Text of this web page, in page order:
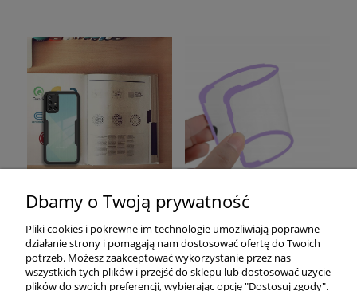
Pomoc
Moje konto
Dbamy o Twoją prywatność
Pliki cookies i pokrewne im technologie umożliwiają poprawne
działanie strony i pomagają nam dostosować ofertę do Twoich
potrzeb. Możesz zaakceptować wykorzystanie przez nas
wszystkich tych plików i przejść do sklepu lub dostosować użycie
plików do swoich preferencji, wybierając opcję "Dostosuj zgody".